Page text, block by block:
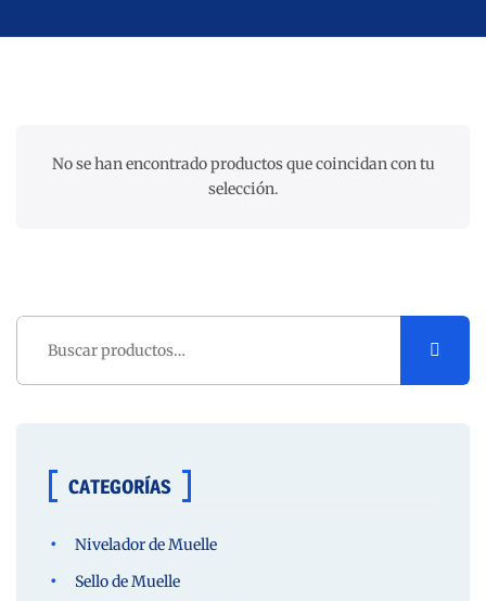
No se han encontrado productos que coincidan con tu
selección.
Buscar
CATEGORÍAS
Nivelador de Muelle
Sello de Muelle